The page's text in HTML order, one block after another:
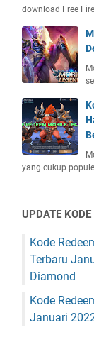
download Free
yang cukup
UPDATE
Kode
Terbaru
Diamond
Kode
Januari